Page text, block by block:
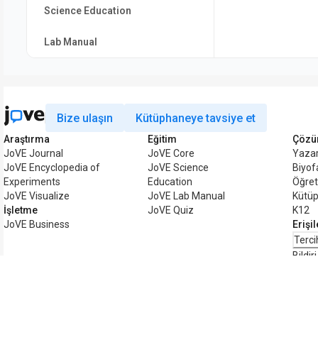
Science Education
Lab Manual
Bize ulaşın Kütüphaneye tavsiye et
Araştırma
JoVE Journal
JoVE Encyclopedia of
Experiments
JoVE Visualize
İşletme
JoVE Business
Eğitim
JoVE Core
JoVE Science
Education
JoVE Lab Manual
JoVE Quiz
K12
Bildiri